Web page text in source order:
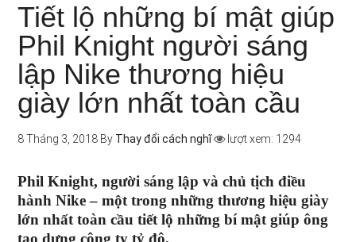
Tiết lộ những bí mật giúp
Phil Knight người sáng
lập Nike thương hiệu
giày lớn nhất toàn cầu
8 Tháng 3, 2018 By Thay đổi cách nghĩ lượt xem: 1294
Phil Knight, người sáng lập và chủ tịch điều
hành Nike – một trong những thương hiệu giày
lớn nhất toàn cầu tiết lộ những bí mật giúp ông
tạo dựng công ty tỷ đô.